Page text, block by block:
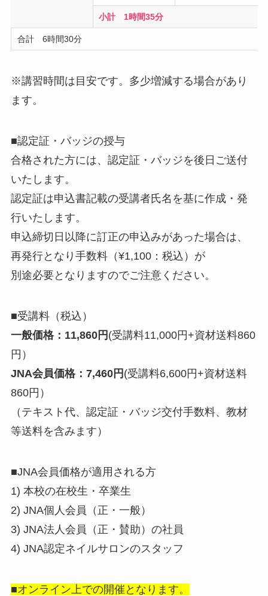
小計 1時間35分
合計 6時間30分
※講習時間は目安です。多少増減する場合があり
ます。
■認定証・バッジの授与
合格された方には、認定証・バッジを後日ご送付
いたします。
認定証は申込書記載の受講者氏名を基に作成・発
行いたします。
申込締切日以降に訂正の申込みがあった場合は、
再発行となり手数料（¥1,100：税込）が
別途必要となりますのでご注意ください。
■受講料（税込）
一般価格：11,860円 (受講料11,000円+資材送料860
円）
JNA会員価格：7,460円 (受講料6,600円+資材送料
860円）
（テキスト代、認定証・バッジ交付手数料、教材
等送料を含みます）
■JNA会員価格が適用される方
1) 本校の在校生・卒業生
2) JNA個人会員（正・一般）
3) JNA法人会員（正・賛助）の社員
4) JNA認定ネイルサロンのスタッフ
■オンライン上での開催となります。